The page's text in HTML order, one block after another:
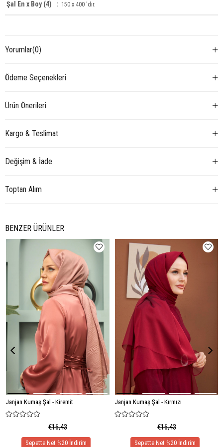
Şal En x Boy (4) : 150 x 400 'dır.
Yorumlar(0)
Ödeme Seçenekleri
Ürün Önerileri
Kargo & Teslimat
Değişim & İade
Toptan Alım
BENZER ÜRÜNLER
Janjan Kumaş Şal - Kiremit
€16,43
Janjan Kumaş Şal - Kırmızı
€16,43